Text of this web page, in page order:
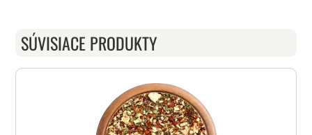
SÚVISIACE PRODUKTY